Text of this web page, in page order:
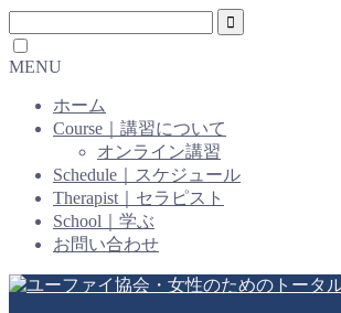
MENU
ホーム
Course｜講習について
オンライン講習
Schedule｜スケジュール
Therapist｜セラピスト
School｜学ぶ
お問い合わせ